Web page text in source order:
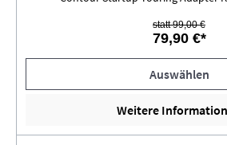
statt 99,00 €
79,90 €*
Auswählen
Weitere